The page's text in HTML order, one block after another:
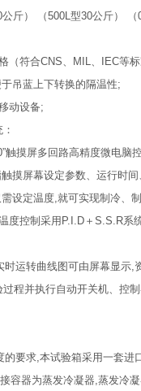
斤） （500L型30公斤） （
（符合CNS、MIL、IEC等
吊蓝上下转换的隔温性;
动设备;
触摸屏多回路高精度微电
摸屏幕设定参数、运行时间
设定温度,就可实现制冷、
度控制采用P.I.D＋S.S.R
运转曲线图可由屏幕显示
程并执行自动开关机、控
要求,本试验箱采用一套
容器为蒸发冷凝器,蒸发冷